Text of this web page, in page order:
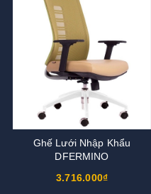
Ghế Lưới Nhập Khẩu
DFERMINO
3.716.000₫